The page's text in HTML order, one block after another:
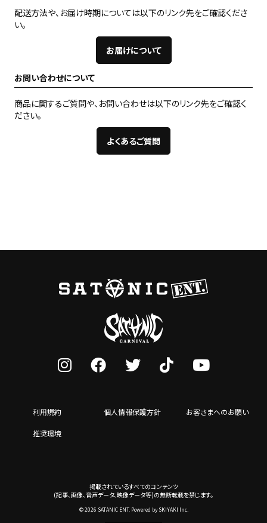
配送方法や、お届け時期については以下のリンク先をご確認くださ
い。
お届けについて
お問い合わせについて
商品に関するご質問や、お問い合わせは以下のリンク先をご確認く
ださい。
よくあるご質問
利用規約 個人情報保護方針 お客さまへのお願い
推奨環境
掲載されているすべてのコンテンツ
(記事、画像、音声データ、映像データ等)の無断転載を禁じます。
© 2026 SATANIC ENT. Powered bySKIYAKI Inc.